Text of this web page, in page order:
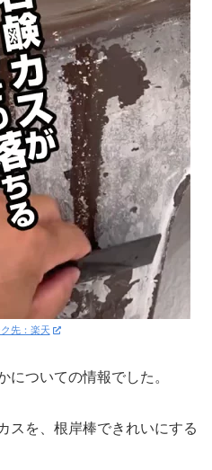
先：楽天
についての情報でした。
スを、根岸棒できれいにする